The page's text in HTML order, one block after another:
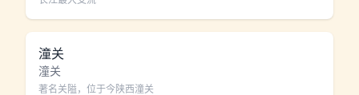
潼关
潼关
著名关隘，位于今陕西潼关